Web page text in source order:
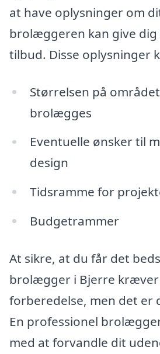
at have oplysninger om
brolæggeren kan give
tilbud. Disse oplysninger
Størrelsen på
brolægges
Eventuelle ønsker til
design
Tidsramme for
Budgetrammer
At sikre, at du får det
brolægger i Bjerre kræver
forberedelse, men det er
En professionel
med at forvandle dit